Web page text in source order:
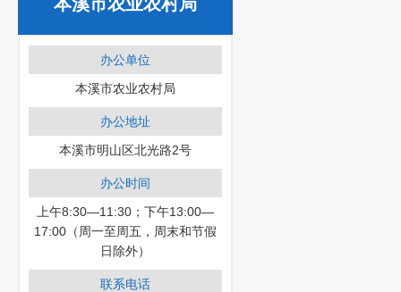
办公单位
本溪市农业农村局
办公地址
本溪市明山区北光路2号
办公时间
上午8:30—11:30；下午13:00—
17:00（周一至周五，周末和节假
日除外）
联系电话